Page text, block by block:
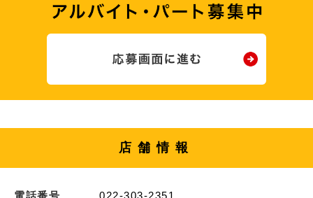
店舗情報
電話番号 022-303-2351